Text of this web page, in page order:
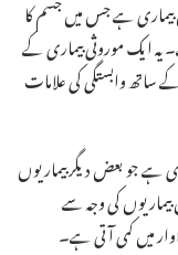
بیماری ہے جس میں جسم کا
یہ ایک موروثی بیماری کے
ساتھ وابستگی کی علامات
ہے جو بعض دیگر بیماریوں
بیماریوں کی وجہ سے
میں کمی آتی ہے۔